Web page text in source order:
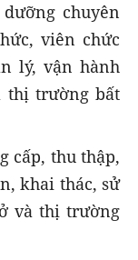
chuyên
viên chức
lý, vận hành
thị trường bất
cấp, thu thập,
khai thác, sử
và thị trường